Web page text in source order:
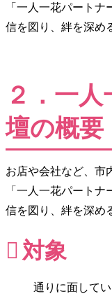
「一人一花パート
信を図り、絆を深め
２．一
壇の概要
お店や会社など、市
「一人一花パート
信を図り、絆を深め
対象
通りに面して